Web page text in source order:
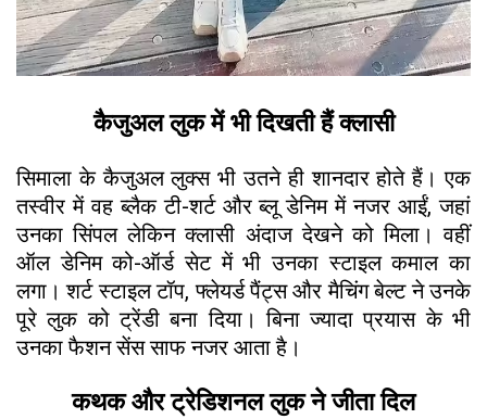
कैजुअल लुक में भी दिखती हैं क्लासी
सिमाला के कैजुअल लुक्स भी उतने ही शानदार होते हैं। एक
तस्वीर में वह ब्लैक टी-शर्ट और ब्लू डेनिम में नजर आईं, जहां
उनका सिंपल लेकिन क्लासी अंदाज देखने को मिला। वहीं
ऑल डेनिम को-ऑर्ड सेट में भी उनका स्टाइल कमाल का
लगा। शर्ट स्टाइल टॉप, फ्लेयर्ड पैंट्स और मैचिंग बेल्ट ने उनके
पूरे लुक को ट्रेंडी बना दिया। बिना ज्यादा प्रयास के भी
उनका फैशन सेंस साफ नजर आता है।
कथक और ट्रेडिशनल लुक ने जीता दिल